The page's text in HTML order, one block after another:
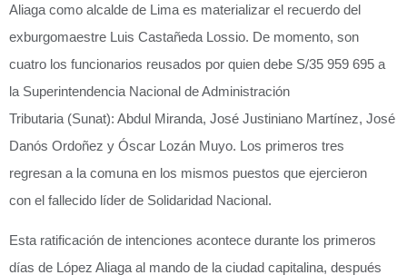
Aliaga como alcalde de Lima es materializar el recuerdo del
exburgomaestre Luis Castañeda Lossio. De momento, son
cuatro los funcionarios reusados por quien debe S/35 959 695 a
la Superintendencia Nacional de Administración
Tributaria (Sunat): Abdul Miranda, José Justiniano Martínez, José
Danós Ordoñez y Óscar Lozán Muyo. Los primeros tres
regresan a la comuna en los mismos puestos que ejercieron
con el fallecido líder de Solidaridad Nacional.
Esta ratificación de intenciones acontece durante los primeros
días de López Aliaga al mando de la ciudad capitalina, después